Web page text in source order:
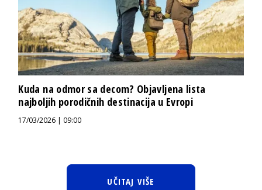
Kuda na odmor sa decom? Objavljena lista
najboljih porodičnih destinacija u Evropi
17/03/2026 | 09:00
UČITAJ VIŠE